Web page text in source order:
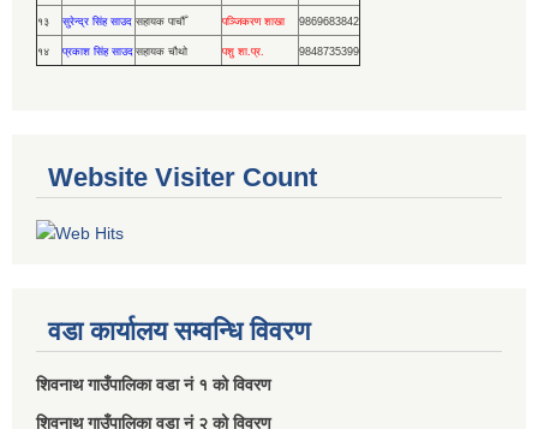
१३ सुरेन्द्र सिंह साउद सहायक पाचौँ पञ्जिकरण शाखा 9869683842
१४ प्रकाश सिंह साउद सहायक चौथो पशु शा.प्र. 9848735399
Website Visiter Count
वडा कार्यालय सम्वन्धि विवरण
शिवनाथ गाउँपालिका वडा नं‌ १ को विवरण
शिवनाथ गाउँपालिका वडा नं‌ २ को विवरण